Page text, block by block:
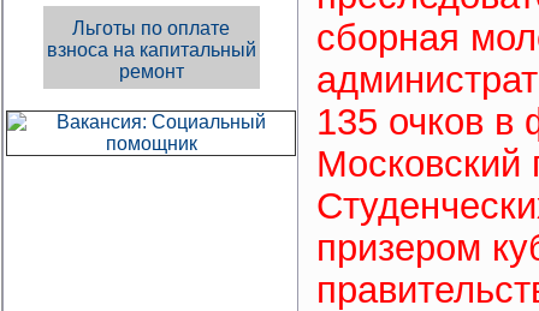
сборная
135 очков в
Московский
призером
Льготы по оплате
взноса на капитальный
ремонт